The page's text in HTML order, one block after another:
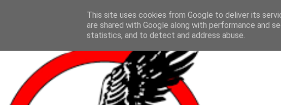
This site uses cookies from Google to deliver its
are shared with Google along with performance and
statistics, and to detect and address abuse.